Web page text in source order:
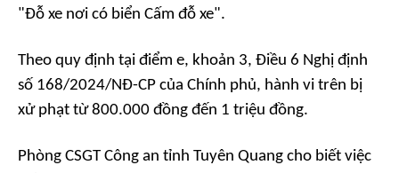
"Đỗ xe nơi có biển Cấm đỗ xe".
Theo quy định tại điểm e, khoản 3, Điều 6 Nghị định
số 168/2024/NĐ-CP của Chính phủ, hành vi trên bị
xử phạt từ 800.000 đồng đến 1 triệu đồng.
Phòng CSGT Công an tỉnh Tuyên Quang cho biết việc